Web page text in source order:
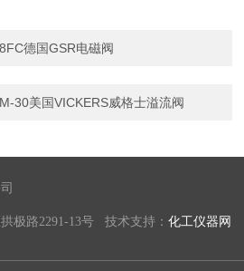
德国GSR电磁阀
30美国VICKERS威格士溢流阀
极路2291-13号 技术支持：化工仪器网